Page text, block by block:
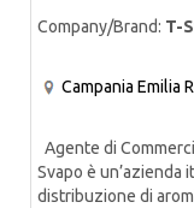
Company/Brand: T-
Campania Emilia
Agente di
Svapo è
distribuzione di